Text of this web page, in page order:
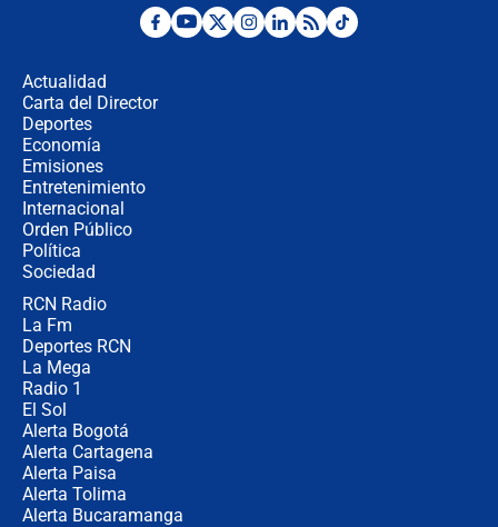
Desde dermatitis hasta infecciones:
Actualidad
Carta del Director
Deportes
Economía
Emisiones
Entretenimiento
Internacional
Orden Público
Política
Sociedad
RCN Radio
La Fm
Deportes RCN
La Mega
Radio 1
El Sol
Alerta Bogotá
Alerta Cartagena
Alerta Paisa
Alerta Tolima
Alerta Bucaramanga